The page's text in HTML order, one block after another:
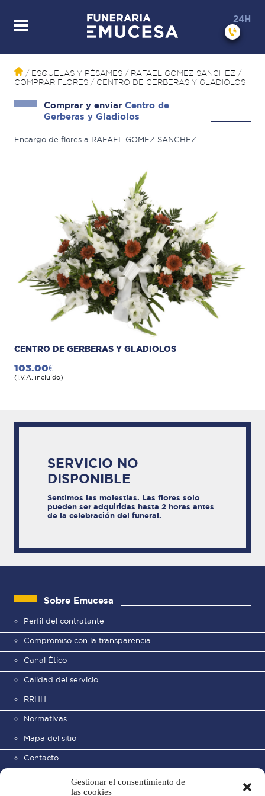
Gestionar el consentimiento de
las cookies
24H
/ ESQUELAS Y PÉSAMES / RAFAEL GOMEZ SANCHEZ /
COMPRAR FLORES / CENTRO DE GERBERAS Y GLADIOLOS
Comprar y enviar Centro de
Gerberas y Gladiolos
Encargo de flores a RAFAEL GOMEZ SANCHEZ
CENTRO DE GERBERAS Y GLADIOLOS
103.00€
(I.V.A. incluído)
SERVICIO NO
DISPONIBLE
Sentimos las molestias. Las flores solo
pueden ser adquiridas hasta 2 horas antes
de la celebración del funeral.
Sobre Emucesa
Perfil del contratante
Compromiso con la transparencia
Canal Ético
Calidad del servicio
RRHH
Normativas
Mapa del sitio
Contacto